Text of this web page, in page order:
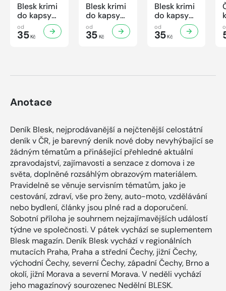
Blesk krimi
do kapsy
č.7/2026
od
35Kč
Blesk krimi
do kapsy
č.6/2026
od
35Kč
Blesk krimi
do kapsy
č.5/2026
od
35Kč
Anotace
Deník Blesk, nejprodávanější a nejčtenější celostátní
deník v ČR, je barevný deník nové doby nevyhýbající se
žádným tématům a přinášející přehledné aktuální
zpravodajství, zajímavosti a senzace z domova i ze
světa, doplněné rozsáhlým obrazovým materiálem.
Pravidelně se věnuje servisním tématům, jako je
cestování, zdraví, vše pro ženy, auto-moto, vzdělávání
nebo bydlení, články jsou plné rad a doporučení.
Sobotní příloha je souhrnem nejzajímavějších událostí
týdne ve společnosti. V pátek vychází se suplementem
Blesk magazín. Deník Blesk vychází v regionálních
mutacích Praha, Praha a střední Čechy, jižní Čechy,
východní Čechy, severní Čechy, západní Čechy, Brno a
okolí, jižní Morava a severní Morava. V neděli vychází
jeho magazínový sourozenec Nedělní BLESK.